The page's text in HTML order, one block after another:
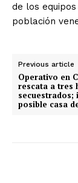
de los
población
Previous article
Operativo en
rescata a tres
secuestrados;
posible casa